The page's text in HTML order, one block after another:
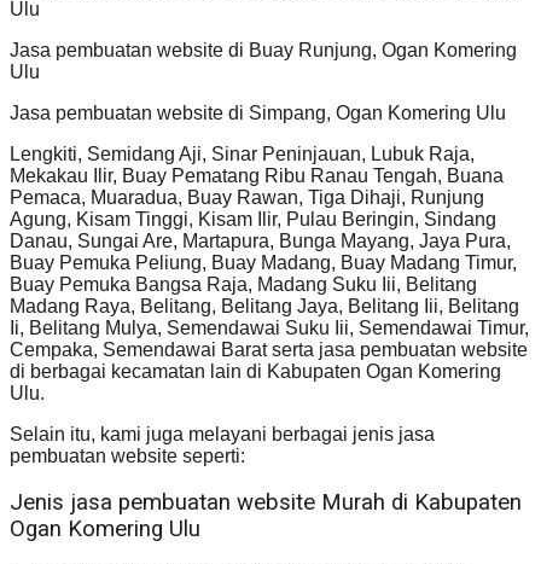
Ulu
Jasa pembuatan website di Buay Runjung, Ogan Komering
Ulu
Jasa pembuatan website di Simpang, Ogan Komering Ulu
Lengkiti, Semidang Aji, Sinar Peninjauan, Lubuk Raja,
Mekakau Ilir, Buay Pematang Ribu Ranau Tengah, Buana
Pemaca, Muaradua, Buay Rawan, Tiga Dihaji, Runjung
Agung, Kisam Tinggi, Kisam Ilir, Pulau Beringin, Sindang
Danau, Sungai Are, Martapura, Bunga Mayang, Jaya Pura,
Buay Pemuka Peliung, Buay Madang, Buay Madang Timur,
Buay Pemuka Bangsa Raja, Madang Suku Iii, Belitang
Madang Raya, Belitang, Belitang Jaya, Belitang Iii, Belitang
Ii, Belitang Mulya, Semendawai Suku Iii, Semendawai Timur,
Cempaka, Semendawai Barat serta jasa pembuatan website
di berbagai kecamatan lain di Kabupaten Ogan Komering
Ulu.
Selain itu, kami juga melayani berbagai jenis jasa
pembuatan website seperti:
Jenis jasa pembuatan website Murah di Kabupaten
Ogan Komering Ulu